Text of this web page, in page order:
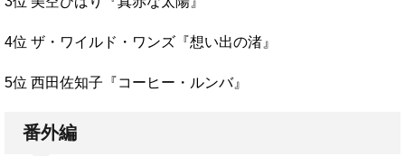
4位 ザ・ワイルド・ワンズ『想い出の渚』
5位 西田佐知子『コーヒー・ルンバ』
番外編